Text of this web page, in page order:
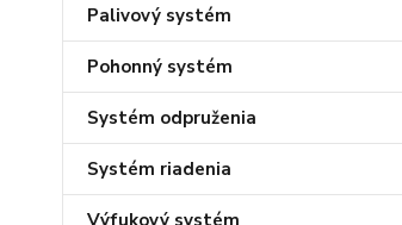
Palivový systém
Pohonný systém
Systém odpruženia
Systém riadenia